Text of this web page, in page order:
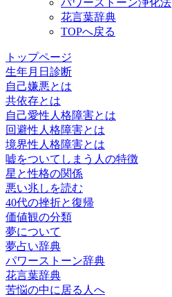
パワーストーン浄化法
花言葉辞典
TOPへ戻る
トップページ
生年月日診断
自己嫌悪とは
共依存とは
自己愛性人格障害とは
回避性人格障害とは
境界性人格障害とは
嘘をついてしまう人の特徴
星と性格の関係
悪い兆しを読む
40代の挫折と復帰
価値観の分類
夢について
夢占い辞典
パワーストーン辞典
花言葉辞典
苦悩の中に居る人へ